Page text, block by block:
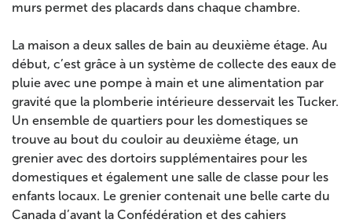
murs permet des placards dans chaque chambre.
La maison a deux salles de bain au deuxième étage. Au
début, c’est grâce à un système de collecte des eaux de
pluie avec une pompe à main et une alimentation par
gravité que la plomberie intérieure desservait les Tucker.
Un ensemble de quartiers pour les domestiques se
trouve au bout du couloir au deuxième étage, un
grenier avec des dortoirs supplémentaires pour les
domestiques et également une salle de classe pour les
enfants locaux. Le grenier contenait une belle carte du
Canada d’avant la Confédération et des cahiers